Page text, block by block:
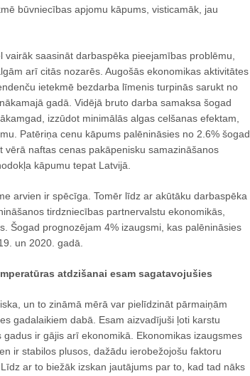
būvniecības apjomu kāpums, visticamāk, jau
vairāk saasināt darbaspēka pieejamības problēmu,
arī citās nozarēs. Augošās ekonomikas aktivitātes
ietekmē bezdarba līmenis turpinās sarukt no
gadā. Vidējā bruto darba samaksa šogad
izzūdot minimālās algas celšanas efektam,
Patēriņa cenu kāpums palēnināsies no 2.6% šogad
vērā naftas cenas pakāpenisku samazināšanos
kāpumu tepat Latvijā.
arvien ir spēcīga. Tomēr līdz ar akūtāku darbaspēka
tirdzniecības partnervalstu ekonomikās,
Šogad prognozējam 4% izaugsmi, kas palēnināsies
un 2020. gadā.
atdzišanai esam sagatavojušies
un to zināmā mērā var pielīdzināt pārmaiņām
gadalaikiem dabā. Esam aizvadījuši ļoti karstu
ir gājis arī ekonomikā. Ekonomikas izaugsmes
ir stabilos plusos, dažādu ierobežojošu faktoru
ar to biežāk izskan jautājums par to, kad tad nāks